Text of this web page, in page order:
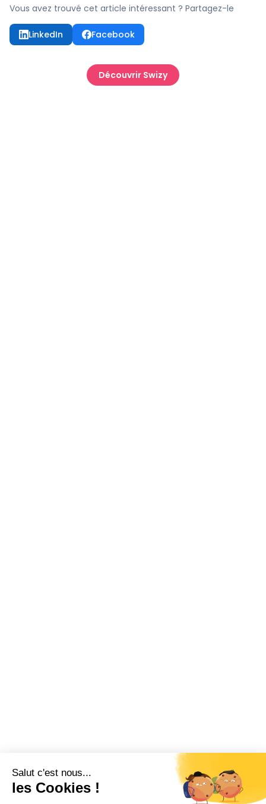
Vous avez trouvé cet article intéressant ? Partagez-le
LinkedIn Facebook
Découvrir Swizy
La plateforme tout-en-un pour les CSE